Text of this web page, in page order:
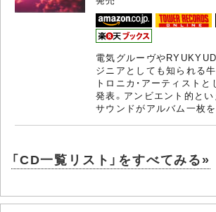
電気グルーヴや
ジニアとしても知られる
トロニカ・アーティスト
発表。アンビエント的とい
サウンドがアルバム一枚
「CD一覧リスト」をすべてみる»